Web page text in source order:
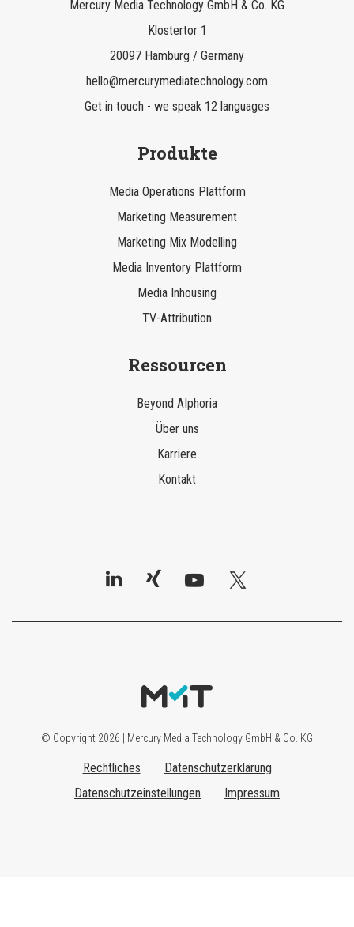
Mercury Media Technology GmbH & Co. KG
Klostertor 1
20097 Hamburg / Germany
hello@mercurymediatechnology.com
Get in touch - we speak 12 languages
Produkte
Media Operations Plattform
Marketing Measurement
Marketing Mix Modelling
Media Inventory Plattform
Media Inhousing
TV-Attribution
Ressourcen
Beyond AIphoria
Über uns
Karriere
Kontakt
© Copyright 2026 | Mercury Media Technology GmbH & Co. KG
Rechtliches
Datenschutzerklärung
Datenschutzeinstellungen
Impressum